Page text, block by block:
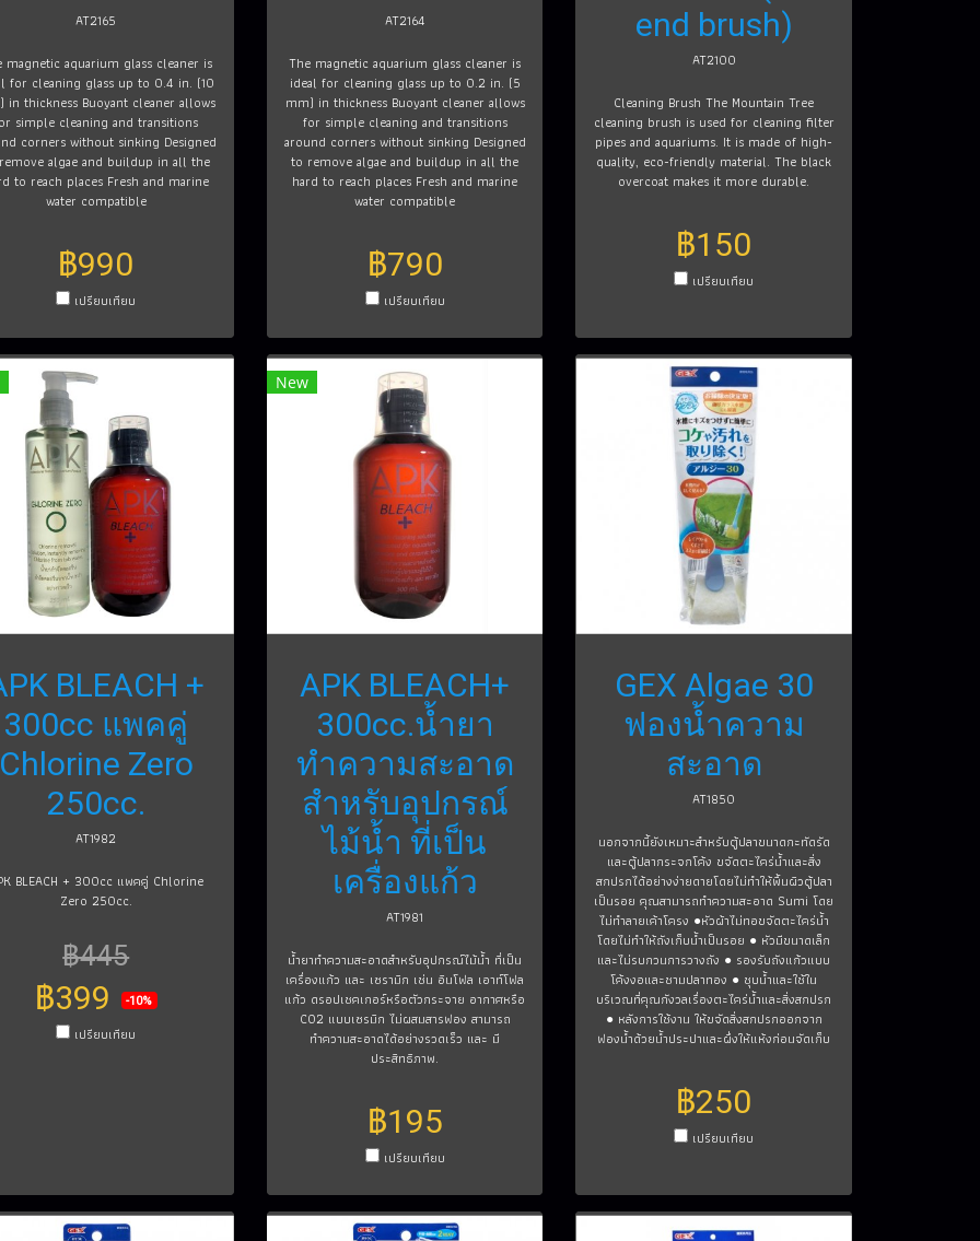
AT2165
magnetic aquarium glass cleaner is
for cleaning glass up to 0.4 in. (10
in thickness Buoyant cleaner allows
simple cleaning and transitions
corners without sinking Designed
algae and buildup in all the
to reach places Fresh and marine
water compatible
฿990
เปรียบเทียบ
AT2164
The magnetic aquarium glass cleaner is
ideal for cleaning glass up to 0.2 in. (5
mm) in thickness Buoyant cleaner allows
for simple cleaning and transitions
around corners without sinking Designed
to remove algae and buildup in all the
hard to reach places Fresh and marine
water compatible
฿790
เปรียบเทียบ
end brush)
AT2100
Cleaning Brush The Mountain Tree
cleaning brush is used for cleaning filter
pipes and aquariums. It is made of high-
quality, eco-friendly material. The black
overcoat makes it more durable.
฿150
เปรียบเทียบ
BLEACH +
300cc แพคคู่
Zero
250cc.
AT1982
BLEACH + 300cc แพคคู่ Chlorine
Zero 250cc.
฿445
฿399 -10%
เปรียบเทียบ
New
APK BLEACH+
300cc.น้ำยา
ทำความสะอาด
สำหรับอุปกรณ์
ไม้น้ำ ที่เป็น
เครื่องแก้ว
AT1981
น้ำยาทำความสะอาดสำหรับอุปกรณ์ไม้น้ำ ที่เป็น
เครื่องแก้ว และ เซรามิก เช่น อินโฟล เอาท์โฟล
แก้ว ดรอปเชคเกอร์หรือตัวกระจาย อากาศหรือ
CO2 แบบเซรมิก ไม่ผสมสารฟอง สามารถ
ทำความสะอาดได้อย่างรวดเร็ว และ มี
ประสิทธิภาพ.
฿195
เปรียบเทียบ
GEX Algae 30
ฟองน้ำความ
สะอาด
AT1850
นอกจากนี้ยังเหมาะสำหรับตู้ปลาขนาดกะทัดรัด
และตู้ปลากระจกโค้ง ขจัดตะไคร่น้ำและสิ่ง
สกปรกได้อย่างง่ายดายโดยไม่ทำให้พื้นผิวตู้ปลา
เป็นรอย คุณสามารถทำความสะอาด Sumi โดย
ไม่ทำลายเค้าโครง ●หัวผ้าไม่ทอขจัดตะไคร่น้ำ
โดยไม่ทำให้ถังเก็บน้ำเป็นรอย ● หัวมีขนาดเล็ก
และไม่รบกวนการวางถัง ● รองรับถังแก้วแบบ
โค้งงอและชามปลาทอง ● ชุบน้ำและใช้ใน
บริเวณที่คุณกังวลเรื่องตะไคร่น้ำและสิ่งสกปรก
● หลังการใช้งาน ให้ขจัดสิ่งสกปรกออกจาก
ฟองน้ำด้วยน้ำประปาและผึ่งให้แห้งก่อนจัดเก็บ
฿250
เปรียบเทียบ